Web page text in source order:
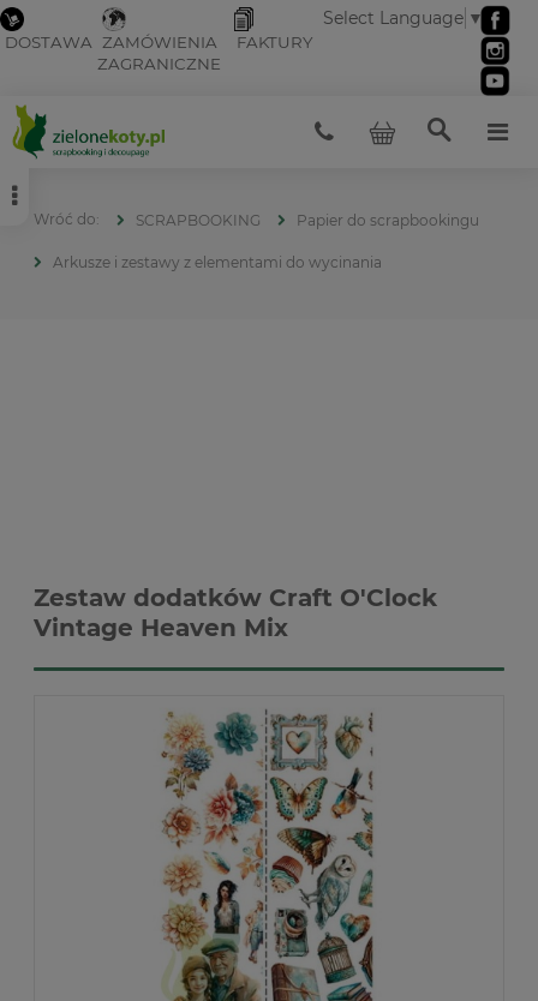
DOSTAWA ZAMÓWIENIA
ZAGRANICZNE
FAKTURY
Select Language ▼
SCRAPBOOKING Papier do scrapbookingu
Arkusze i zestawy z elementami do wycinania
Zestaw dodatków Craft O'Clock
Vintage Heaven Mix